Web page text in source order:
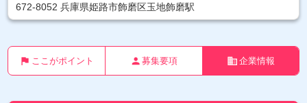
672-8052 兵庫県姫路市飾磨区玉地飾磨駅
flag ここがポイント person 募集要項 business 企業情報